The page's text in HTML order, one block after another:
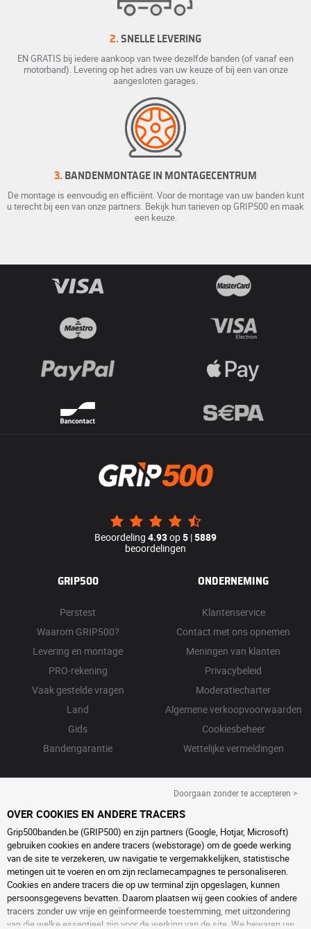
2. SNELLE LEVERING
EN GRATIS bij iedere aankoop van twee dezelfde banden (of vanaf een
motorband). Levering op het adres van uw keuze of bij een van onze
aangesloten garages.
3. BANDENMONTAGE IN MONTAGECENTRUM
De montage is eenvoudig en efficiënt. Voor de montage van uw banden kunt
u terecht bij een van onze partners. Bekijk hun tarieven op GRIP500 en maak
een keuze.
Beoordeling 4.93op5 |5889
beoordelingen
GRIP500
Perstest
Waarom GRIP500?
Levering en montage
PRO-rekening
Vaak gestelde vragen
Land
Gids
Bandengarantie
ONDERNEMING
Klantenservice
Contact met ons opnemen
Meningen van klanten
Privacybeleid
Moderatiecharter
Algemene verkoopvoorwaarden
Cookiesbeheer
Wettelijke vermeldingen
Doorgaan zonder te accepteren >
OVER COOKIES EN ANDERE TRACERS
Grip500banden.be (GRIP500) en zijn partners (Google, Hotjar, Microsoft)
gebruiken cookies en andere tracers (webstorage) om de goede werking
van de site te verzekeren, uw navigatie te vergemakkelijken, statistische
metingen uit te voeren en om zijn reclamecampagnes te personaliseren.
Cookies en andere tracers die op uw terminal zijn opgeslagen, kunnen
persoonsgegevens bevatten. Daarom plaatsen wij geen cookies of andere
tracers zonder uw vrije en geïnformeerde toestemming, met uitzondering
van die welke essentieel zijn voor de werking van de site. We bewaren uw